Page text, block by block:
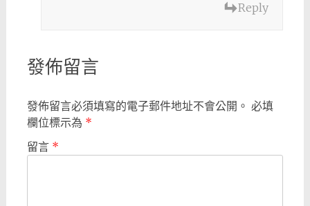
Reply
發佈留言
發佈留言必須填寫的電子郵件地址不會公開。 必填
欄位標示為 *
留言 *